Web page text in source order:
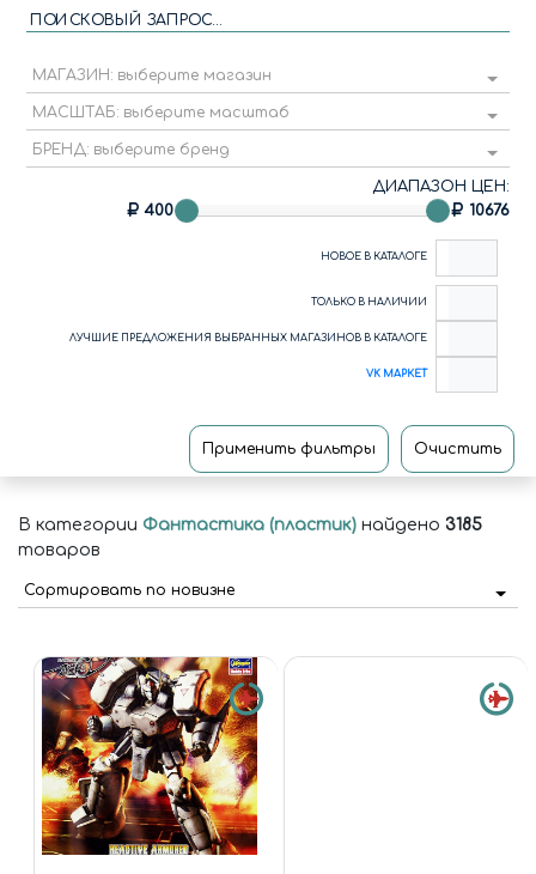
ПОИСКОВЫЙ ЗАПРОС...
МАГАЗИН: выберите магазин
МАСШТАБ: выберите масштаб
БРЕНД: выберите бренд
ДИАПАЗОН ЦЕН:
400
10676
НОВОЕ В КАТАЛОГЕ
ТОЛЬКО В НАЛИЧИИ
ЛУЧШИЕ ПРЕДЛОЖЕНИЯ ВЫБРАННЫХ МАГАЗИНОВ В КАТАЛОГЕ
VK МАРКЕТ
Применить фильтры Очистить
В категории Фантастика (пластик) найдено 3185
товаров
Сортировать по новизне